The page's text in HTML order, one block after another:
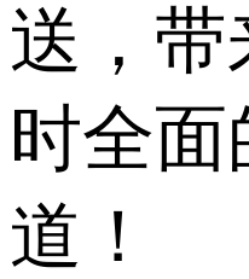
送，带
时全面
道！